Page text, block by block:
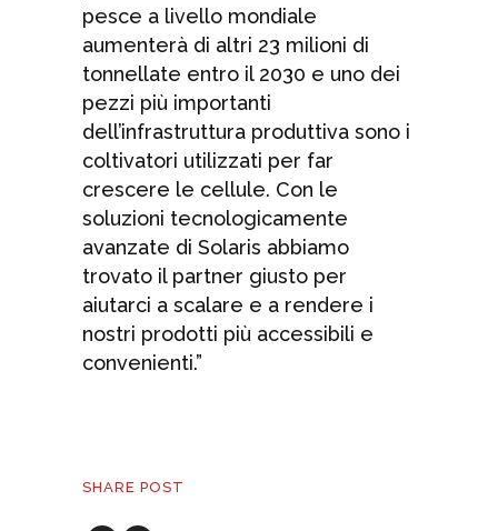
pesce a livello mondiale
aumenterà di altri 23 milioni di
tonnellate entro il 2030 e uno dei
pezzi più importanti
dell’infrastruttura produttiva sono i
coltivatori utilizzati per far
crescere le cellule. Con le
soluzioni tecnologicamente
avanzate di Solaris abbiamo
trovato il partner giusto per
aiutarci a scalare e a rendere i
nostri prodotti più accessibili e
convenienti.”
SHARE POST